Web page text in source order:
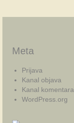
Meta
Prijava
Kanal objava
Kanal komentara
WordPress.org